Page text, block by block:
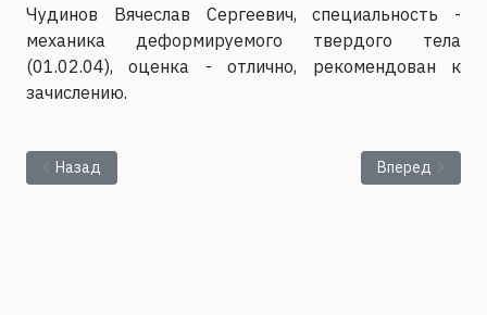
Чудинов Вячеслав Сергеевич, специальность -
механика деформируемого твердого тела
(01.02.04), оценка - отлично, рекомендован к
зачислению.
Предыдущий: Результаты сдачи вступительного экзамена
Назад Следующий:
Вперед